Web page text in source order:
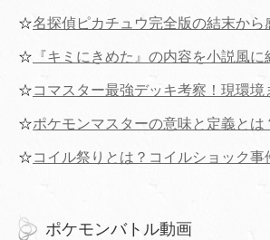
☆名探偵ピカチュウ完全版の結末から
☆ 『キミにきめた』の内容を小説風に
☆コマスター最強デッキ考察！現環境
☆ポケモンマスターの意味と定義とは
☆コイル祭りとは？コイルショック事
ポケモンバトル動画